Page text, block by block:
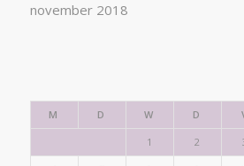
november 2018
M D W D
1 2